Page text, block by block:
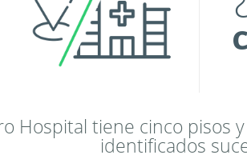
Hospital tiene cinco
identificados